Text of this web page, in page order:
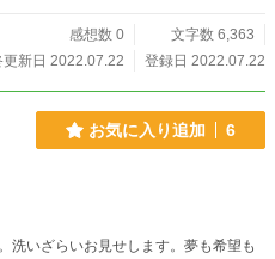
感想数 0
文字数 6,363
更新日 2022.07.22
登録日 2022.07.22
お気に入り追加 6
洗いざらいお見せします。夢も希望も